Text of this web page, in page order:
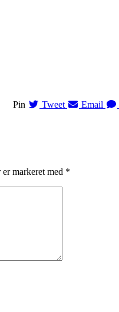
Pin Tweet Email
markeret med *